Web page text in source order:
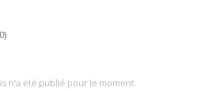
n'a été publié pour le moment.